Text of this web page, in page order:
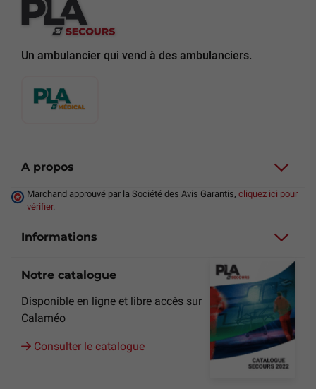
Un ambulancier qui vend à des ambulanciers.
A propos
Marchand approuvé par la Société des Avis Garantis, cliquez ici pour
vérifier.
Informations
Notre catalogue
Disponible en ligne et libre accès sur
Calaméo
Consulter le catalogue